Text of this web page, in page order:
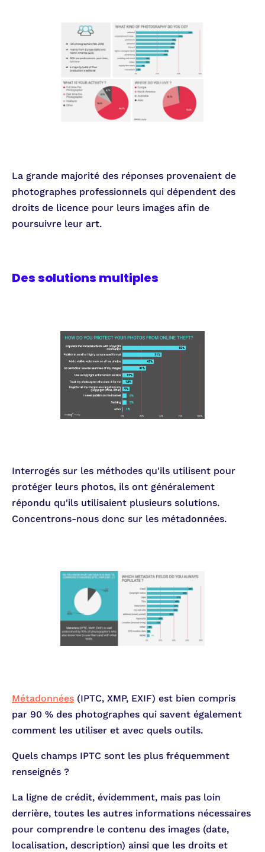
La grande majorité des réponses provenaient de
photographes professionnels qui dépendent des
droits de licence pour leurs images afin de
poursuivre leur art.
Des solutions multiples
Interrogés sur les méthodes qu'ils utilisent pour
protéger leurs photos, ils ont généralement
répondu qu'ils utilisaient plusieurs solutions.
Concentrons-nous donc sur les métadonnées.
Métadonnées (IPTC, XMP, EXIF) est bien compris
par 90 % des photographes qui savent également
comment les utiliser et avec quels outils.
Quels champs IPTC sont les plus fréquemment
renseignés ?
La ligne de crédit, évidemment, mais pas loin
derrière, toutes les autres informations nécessaires
pour comprendre le contenu des images (date,
localisation, description) ainsi que les droits et